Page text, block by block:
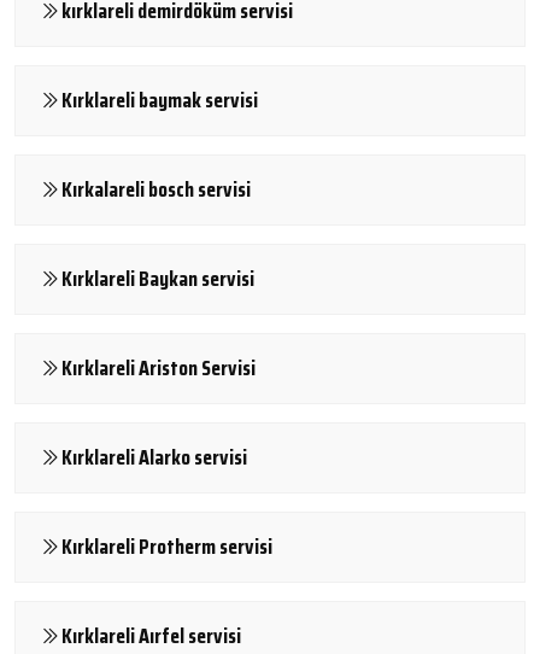
kırklareli demirdöküm servisi
Kırklareli baymak servisi
Kırkalareli bosch servisi
Kırklareli Baykan servisi
Kırklareli Ariston Servisi
Kırklareli Alarko servisi
Kırklareli Protherm servisi
Kırklareli Aırfel servisi